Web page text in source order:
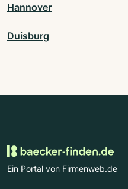
Hannover
Duisburg
Ein Portal von Firmenweb.de